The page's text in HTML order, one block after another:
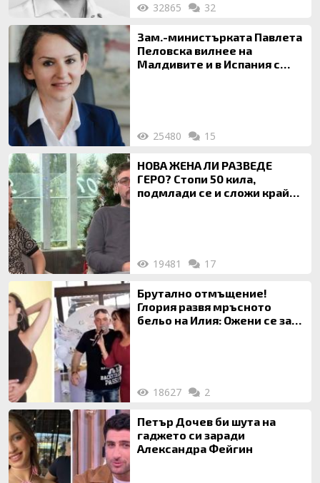
32865 32
Зам.-министърката Павлета
Пеловска вилнее на
Малдивите и в Испания с
25480 15
НОВА ЖЕНА ЛИ РАЗВЕДЕ
ГЕРО? Стопи 50 кила,
подмлади се и сложи край
19481 17
Брутално отмъщение!
Глория развя мръсното
бельо на Илия: Ожени се за
18627 2
Петър Дочев би шута на
гаджето си заради
Александра Фейгин